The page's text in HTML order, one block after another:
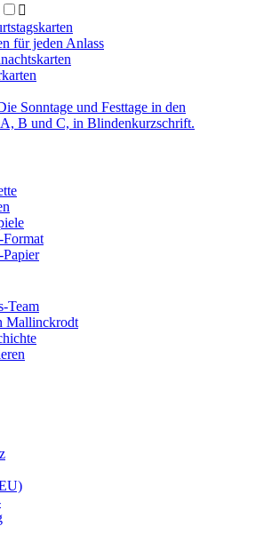

für jeden Anlass
Sonntage und Festtage in den
A, B und C, in Blindenkurzschrift.
Team
Mallinckrodt